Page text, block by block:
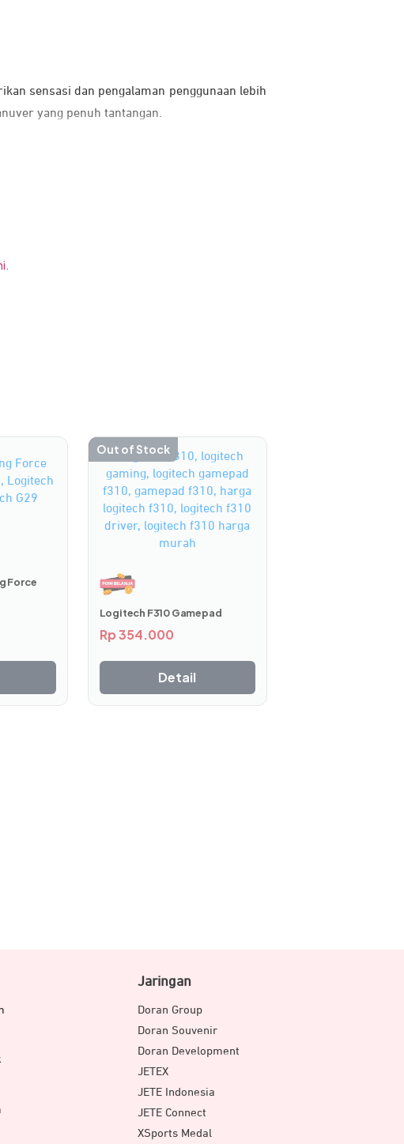
sensasi dan pengalaman penggunaan lebih
yang penuh tantangan.
material berkualitas untuk menghadirkan
tangan, memberikan kombinasi daya tahan
Force
Out of Stock
Logitech F310 Gamepad
Rp354.000
Detail
Jaringan
Doran Group
Doran Souvenir
Doran Development
JETEX
JETE Indonesia
JETE Connect
XSports Medal